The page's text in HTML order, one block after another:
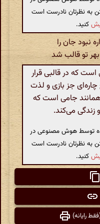
به نظرتان نادرست است
کنید.
نبود جان را
تو قالب شد
که در قالبی قرار
جز بازی و لذت
همانند جامی است که
زندگی می‌کند.
توسط هوش مصنوعی در
به نظرتان نادرست است
کنید.
رایانه)